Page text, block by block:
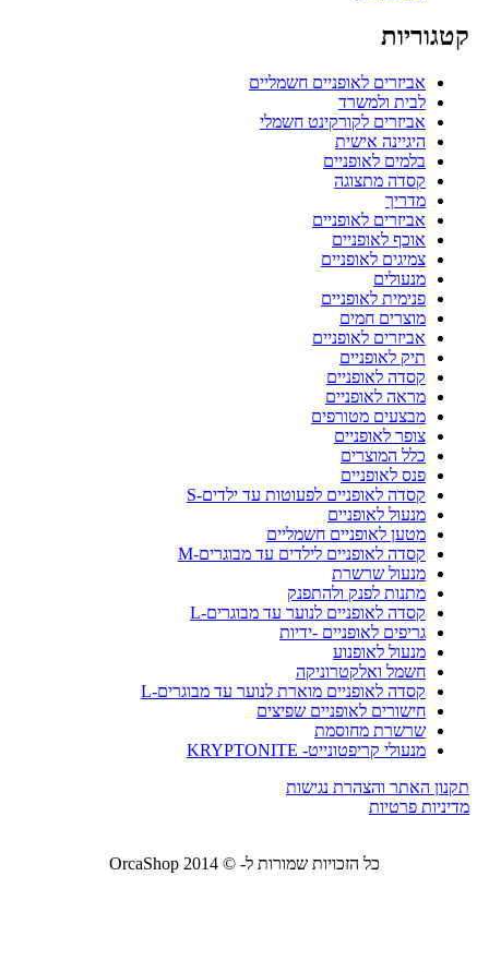
קטגוריות
אביזרים לאופניים חשמליים
לבית ולמשרד
אביזרים לקורקינט חשמלי
היגיינה אישית
בלמים לאופניים
קסדה מתצוגה
מדריך
אביזרים לאופניים
אוכף לאופניים
צמיגים לאופניים
מנעולים
פנימית לאופניים
מוצרים חמים
אביזרים לאופניים
תיק לאופניים
קסדה לאופניים
מראה לאופניים
מבצעים מטורפים
צופר לאופניים
כלל המוצרים
פנס לאופניים
קסדה לאופניים לפעוטות עד ילדים-S
מנעול לאופניים
מטען לאופניים חשמליים
קסדה לאופניים לילדים עד מבוגרים-M
מנעול שרשרת
מתנות לפנק ולהתפנק
קסדה לאופניים לנוער עד מבוגרים-L
גריפים לאופניים -ידיות
מנעול לאופנוע
חשמל ואלקטרוניקה
קסדה לאופניים מוארת לנוער עד מבוגרים-L
חישורים לאופניים שפיצים
שרשרת מחוסמת
מנעולי קריפטונייט- KRYPTONITE
תקנון האתר והצהרת נגישות
מדיניות פרטיות
כל הזכויות שמורות ל- © 2014 OrcaShop